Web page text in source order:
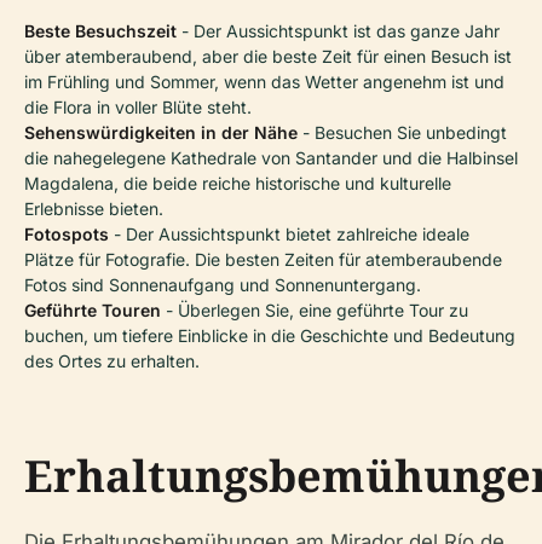
Beste Besuchszeit - Der Aussichtspunkt ist das ganze Jahr
über atemberaubend, aber die beste Zeit für einen Besuch ist
im Frühling und Sommer, wenn das Wetter angenehm ist und
die Flora in voller Blüte steht.
Sehenswürdigkeiten in der Nähe - Besuchen Sie unbedingt
die nahegelegene Kathedrale von Santander und die Halbinsel
Magdalena, die beide reiche historische und kulturelle
Erlebnisse bieten.
Fotospots - Der Aussichtspunkt bietet zahlreiche ideale
Plätze für Fotografie. Die besten Zeiten für atemberaubende
Fotos sind Sonnenaufgang und Sonnenuntergang.
Geführte Touren - Überlegen Sie, eine geführte Tour zu
buchen, um tiefere Einblicke in die Geschichte und Bedeutung
des Ortes zu erhalten.